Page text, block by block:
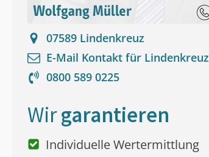
07589 Lindenkreuz
E-Mail Kontakt für Lindenkreuz
0800 589 0225
Wirgarantieren
Individuelle Wertermittlung